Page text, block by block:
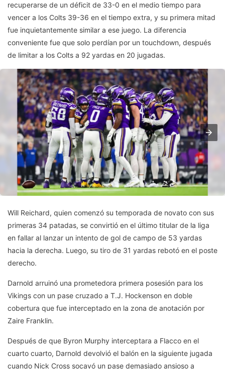
recuperarse de un déficit de 33-0 en el medio tiempo para
vencer a los Colts 39-36 en el tiempo extra, y su primera mitad
fue inquietantemente similar a ese juego. La diferencia
conveniente fue que solo perdían por un touchdown, después
de limitar a los Colts a 92 yardas en 20 jugadas.
Will Reichard, quien comenzó su temporada de novato con sus
primeras 34 patadas, se convirtió en el último titular de la liga
en fallar al lanzar un intento de gol de campo de 53 yardas
hacia la derecha. Luego, su tiro de 31 yardas rebotó en el poste
derecho.
Darnold arruinó una prometedora primera posesión para los
Vikings con un pase cruzado a T.J. Hockenson en doble
cobertura que fue interceptado en la zona de anotación por
Zaire Franklin.
Después de que Byron Murphy interceptara a Flacco en el
cuarto cuarto, Darnold devolvió el balón en la siguiente jugada
cuando Nick Cross socavó un pase demasiado ansioso a